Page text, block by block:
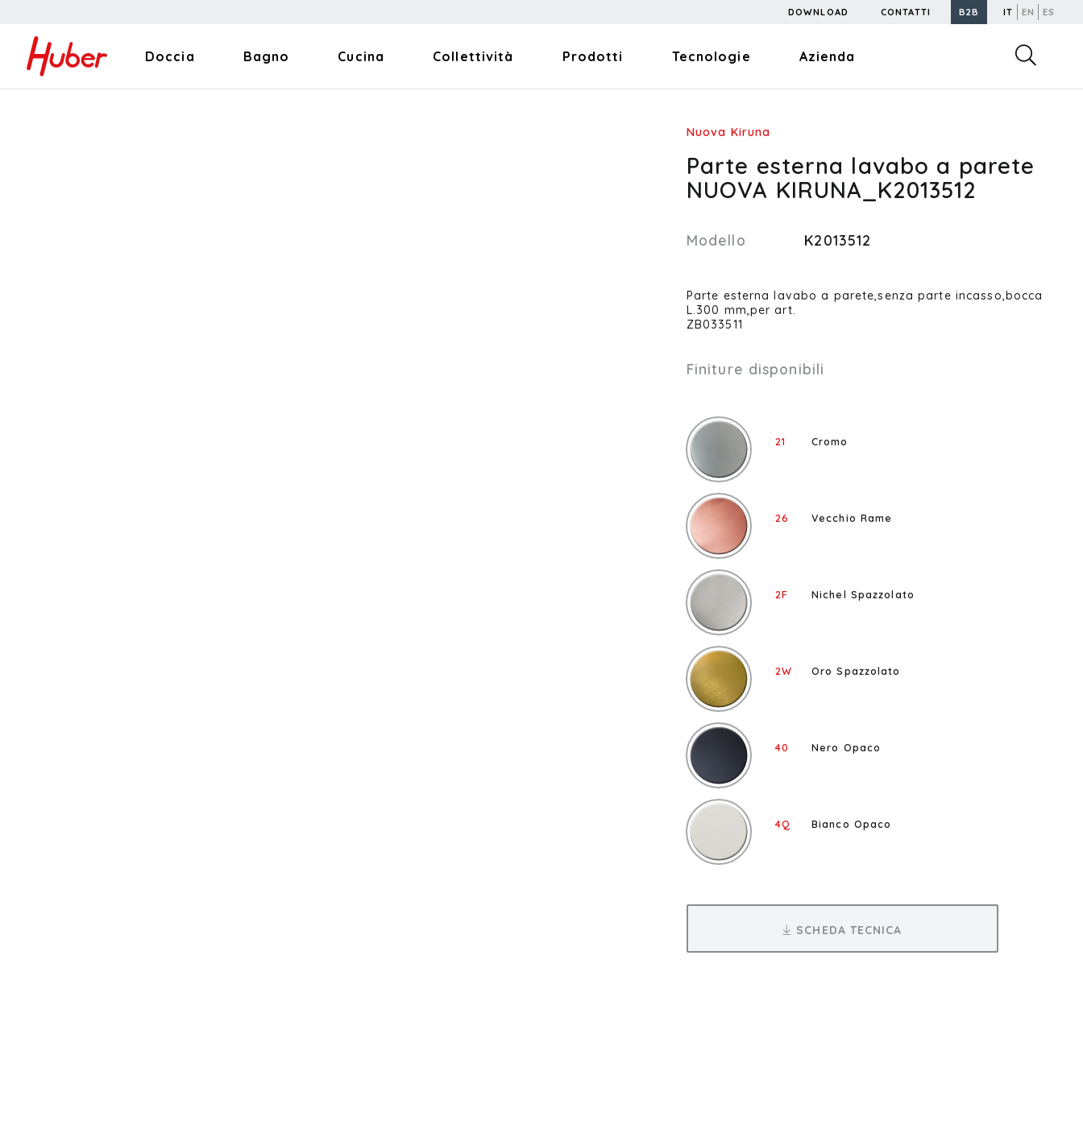
DOWNLOAD CONTATTI B2B IT EN ES
Doccia Bagno Cucina Collettività Prodotti Tecnologie Azienda
Nuova Kiruna
Parte esterna lavabo a parete
NUOVA KIRUNA_K2013512
Modello K2013512
Parte esterna lavabo a parete,senza parte incasso,bocca
L.300 mm,per art.
ZB033511
Finiture disponibili
21 Cromo
26 Vecchio Rame
2F Nichel Spazzolato
2W Oro Spazzolato
40 Nero Opaco
4Q Bianco Opaco
SCHEDA TECNICA